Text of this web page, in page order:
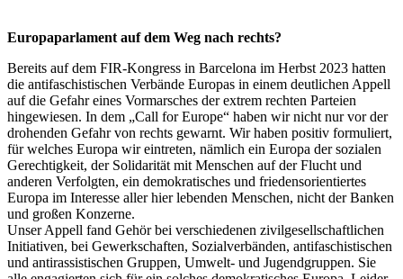
Europaparlament auf dem Weg nach rechts?
Bereits auf dem FIR-Kongress in Barcelona im Herbst 2023 hatten
die antifaschistischen Verbände Europas in einem deutlichen Appell
auf die Gefahr eines Vormarsches der extrem rechten Parteien
hingewiesen. In dem „Call for Europe“ haben wir nicht nur vor der
drohenden Gefahr von rechts gewarnt. Wir haben positiv formuliert,
für welches Europa wir eintreten, nämlich ein Europa der sozialen
Gerechtigkeit, der Solidarität mit Menschen auf der Flucht und
anderen Verfolgten, ein demokratisches und friedensorientiertes
Europa im Interesse aller hier lebenden Menschen, nicht der Banken
und großen Konzerne.
Unser Appell fand Gehör bei verschiedenen zivilgesellschaftlichen
Initiativen, bei Gewerkschaften, Sozialverbänden, antifaschistischen
und antirassistischen Gruppen, Umwelt- und Jugendgruppen. Sie